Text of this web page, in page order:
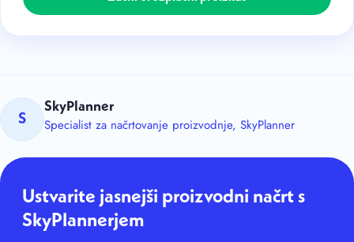
S
SkyPlanner
Specialist za načrtovanje proizvodnje, SkyPlanner
Ustvarite jasnejši proizvodni načrt s
SkyPlannerjem